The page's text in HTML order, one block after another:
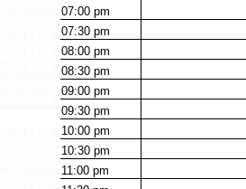
07:00pm
07:30pm
08:00pm
08:30pm
09:00pm
09:30pm
10:00pm
10:30pm
11:00pm